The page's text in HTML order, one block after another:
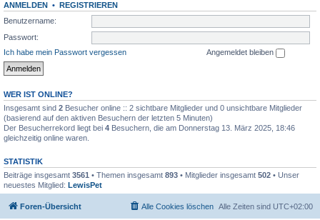
ANMELDEN • REGISTRIEREN
Benutzername:
Passwort:
Ich habe mein Passwort vergessen
Angemeldet bleiben
WER IST ONLINE?
Insgesamt sind 2 Besucher online :: 2 sichtbare Mitglieder und 0 unsichtbare Mitglieder
(basierend auf den aktiven Besuchern der letzten 5 Minuten)
Der Besucherrekord liegt bei 4 Besuchern, die am Donnerstag 13. März 2025, 18:46
gleichzeitig online waren.
STATISTIK
Beiträge insgesamt 3561 • Themen insgesamt 893 • Mitglieder insgesamt 502 • Unser
neuestes Mitglied: LewisPet
Foren-Übersicht Alle Zeiten sind UTC+02:00
Alle Cookies löschen